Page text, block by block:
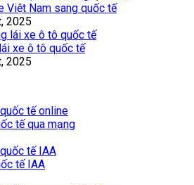
Việt Nam sang quốc tế
2025
xe ô tô quốc tế
2025
tế qua mạng
tế IAA